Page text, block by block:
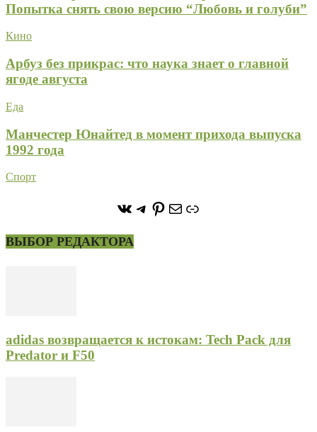
Попытка снять свою версию “Любовь и голуби”
Кино
Арбуз без прикрас: что наука знает о главной
ягоде августа
Еда
Манчестер Юнайтед в момент прихода выпуска
1992 года
Спорт
https://vk.com/
https://t.me/stoneforest
https://
ПочтаСсылка
ВЫБОР РЕДАКТОРА
adidas возвращается к истокам: Tech Pack для
Predator и F50